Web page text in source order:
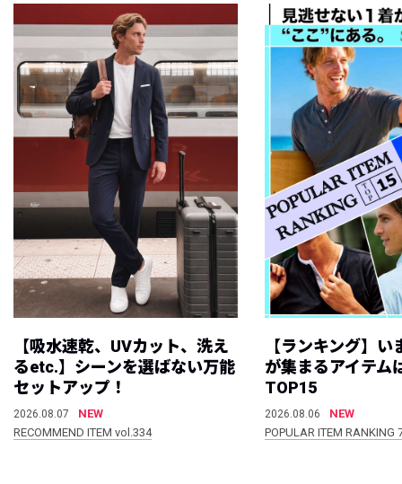
【吸水速乾、UVカット、洗え
るetc.】シーンを選ばない万能
セットアップ！
2026.08.07
NEW
RECOMMEND ITEM vol.334
【ランキング】
が集まるアイテム
TOP15
2026.08.06
NEW
POPULAR ITEM